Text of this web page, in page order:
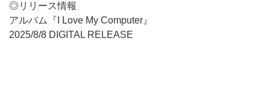
◎リリース情報
アルバム『I Love My Computer』
2025/8/8 DIGITAL RELEASE